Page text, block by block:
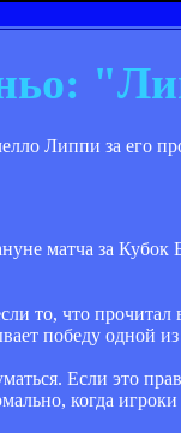
Липпи за его
матча за
то, что прочитал
победу одной
Если это
когда